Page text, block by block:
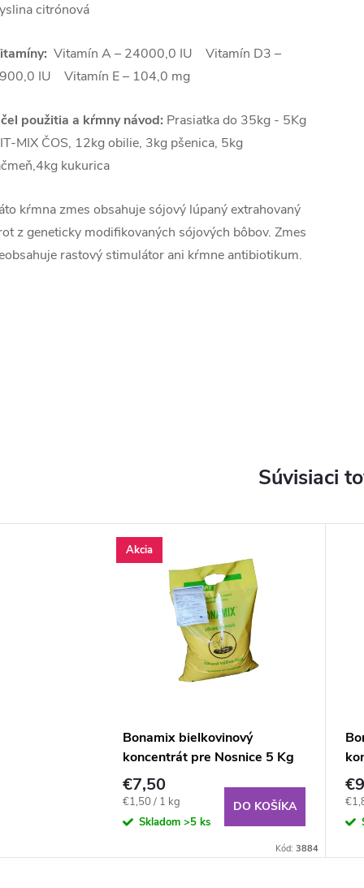
citrónová
Vitamín A – 24000,0 IU Vitamín D3 –
IU Vitamín E – 104,0 mg
použitia a kŕmny návod: Prasiatka do 35kg - 5Kg
MIX ČOS, 12kg obilie, 3kg pšenica, 5kg
kukurica
kŕmna zmes obsahuje sójový lúpaný extrahovaný
z geneticky modifikovaných sójových bôbov. Zmes
rastový stimulátor ani kŕmne antibiotikum.
Súvisiaci
Akcia
Bonamix bielkovinový
koncentrát pre Nosnice 5 Kg
€7,50
Jednotková
cena:
€1,50 / 1 kg
Skladom >5 ks
DO KOŠÍKA
Kód: 3884
€9